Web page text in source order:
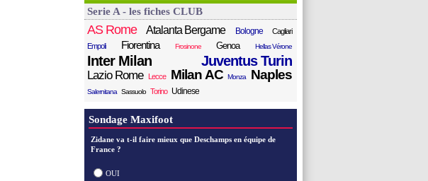
Cassano
Serie A - les fiches CLUB
AS Rome Atalanta Bergame Bologne
Cagliari
Empoli
Fiorentina Frosinone Genoa Hellas Vérone
Inter Milan Juventus Turin
Lazio Rome Lecce Milan AC Monza Naples
Salernitana Sassuolo Torino Udinese
Sondage Maxifoot
Zidane va t-il faire mieux que Deschamps en équipe de
France ?
OUI